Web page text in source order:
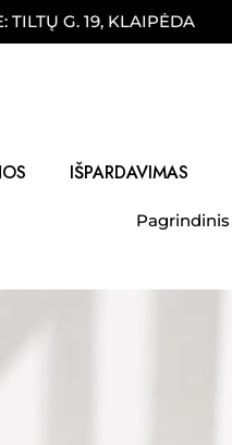
19, KLAIPĖDA
IŠPARDAVIMAS
Pagrindinis